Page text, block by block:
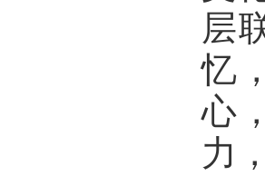
层
忆
心
力